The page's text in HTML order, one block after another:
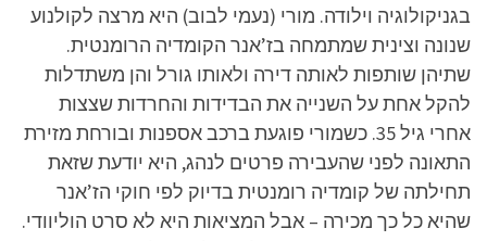
בגניקולוגיה וילודה. מורי (נעמי לבוב) היא מרצה לקולנוע
שנונה וצינית שמתמחה בז’אנר הקומדיה הרומנטית.
שתיהן שותפות לאותה דירה ולאותו גורל והן משתדלות
להקל אחת על השנייה את הבדידות והחרדות שצצות
אחרי גיל 35. כשמורי פוגעת ברכב אספנות ובורחת מזירת
התאונה לפני שהעבירה פרטים לנהג, היא יודעת שזאת
תחילתה של קומדיה רומנטית בדיוק לפי חוקי הז’אנר
שהיא כל כך מכירה – אבל המציאות היא לא סרט הוליוודי.